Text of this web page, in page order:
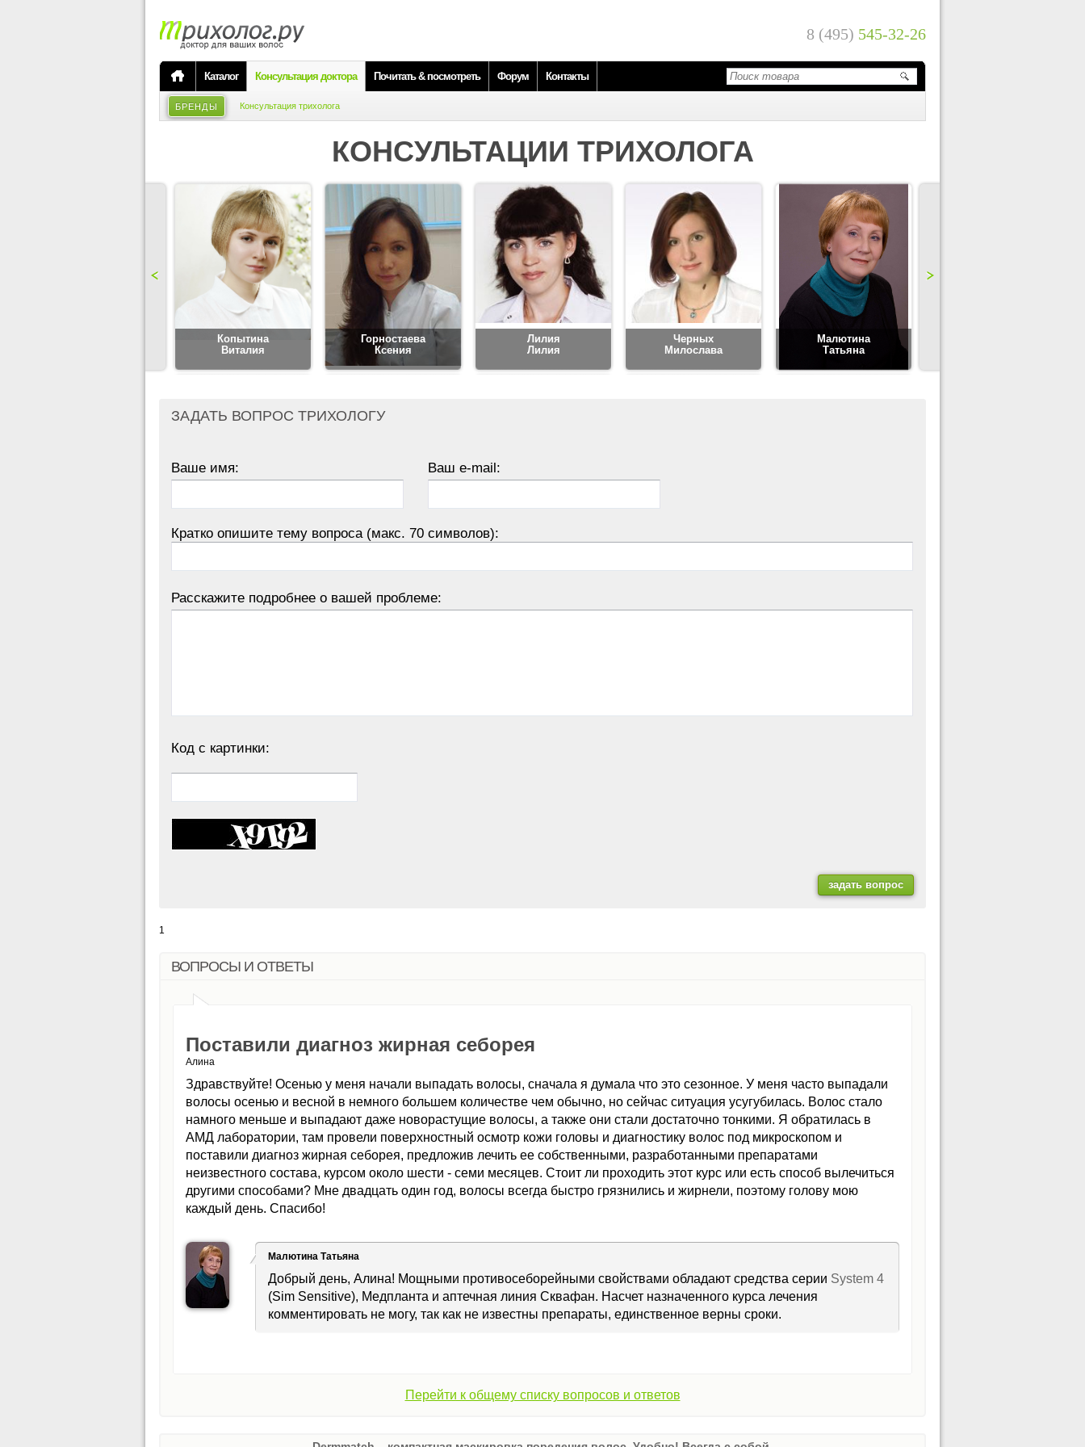
8 (495) 545-32-26
Каталог Консультация доктора Почитать & посмотреть Форум Контакты
БРЕНДЫ Консультация трихолога
КОНСУЛЬТАЦИИ ТРИХОЛОГА
Копытина
Виталия
Горностаева
Ксения
Лилия
Лилия
Черных
Милослава
Малютина
Татьяна
ЗАДАТЬ ВОПРОС ТРИХОЛОГУ
Ваше имя: Ваш e-mail:
Кратко опишите тему вопроса (макс. 70 символов):
Расскажите подробнее о вашей проблеме:
Код с картинки:
1
ВОПРОСЫ И ОТВЕТЫ
Поставили диагноз жирная себорея
Алина
Здравствуйте! Осенью у меня начали выпадать волосы, сначала я думала что это сезонное. У меня часто выпадали
волосы осенью и весной в немного большем количестве чем обычно, но сейчас ситуация усугубилась. Волос стало
намного меньше и выпадают даже новорастущие волосы, а также они стали достаточно тонкими. Я обратилась в
АМД лаборатории, там провели поверхностный осмотр кожи головы и диагностику волос под микроскопом и
поставили диагноз жирная себорея, предложив лечить ее собственными, разработанными препаратами
неизвестного состава, курсом около шести - семи месяцев. Стоит ли проходить этот курс или есть способ вылечиться
другими способами? Мне двадцать один год, волосы всегда быстро грязнились и жирнели, поэтому голову мою
каждый день. Спасибо!
Малютина Татьяна
Добрый день, Алина! Мощными противосеборейными свойствами обладают средства серии System 4
(Sim Sensitive), Медпланта и аптечная линия Сквафан. Насчет назначенного курса лечения
комментировать не могу, так как не известны препараты, единственное верны сроки.
Перейти к общему списку вопросов и ответов